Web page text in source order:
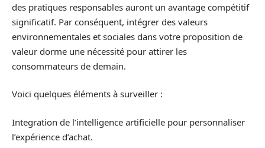
des pratiques responsables auront un avantage compétitif
significatif. Par conséquent, intégrer des valeurs
environnementales et sociales dans votre proposition de
valeur dorme une nécessité pour attirer les
consommateurs de demain.
Voici quelques éléments à surveiller :
Integration de l’intelligence artificielle pour personnaliser
l’expérience d’achat.